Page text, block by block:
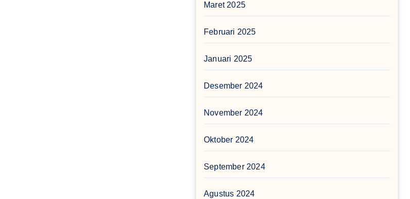
Maret 2025
Februari 2025
Januari 2025
Desember 2024
November 2024
Oktober 2024
September 2024
Agustus 2024